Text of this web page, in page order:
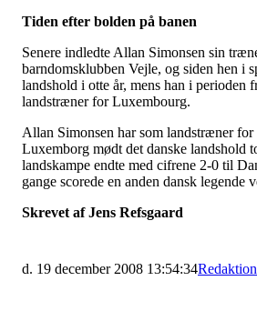
Tiden efter bolden på banen
Senere indledte Allan Simonsen sin
barndomsklubben Vejle, og siden hen i
landshold i otte år, mens han i perioden
landstræner for Luxembourg.
Allan Simonsen har som landstræner
Luxemborg mødt det danske landshold
landskampe endte med cifrene 2-0 til
gange scorede en anden dansk legende
Skrevet af Jens Refsgaard
d. 19 december 2008 13:54:34